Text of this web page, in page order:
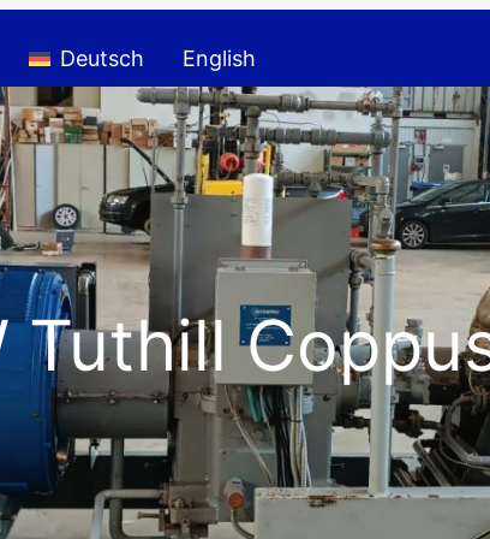
Deutsch English
Tuthill